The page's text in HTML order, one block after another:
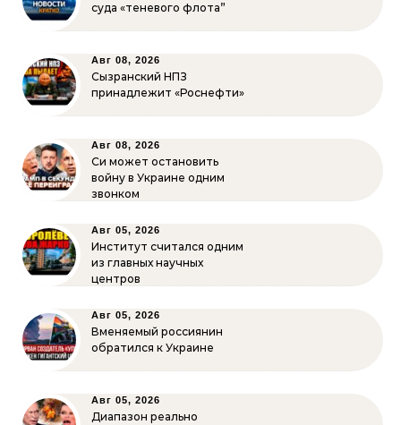
суда «теневого флота”
Авг 08, 2026
Сызранский НПЗ
принадлежит «Роснефти»
Авг 08, 2026
Си может остановить
войну в Украине одним
звонком
Авг 05, 2026
Институт считался одним
из главных научных
центров
Авг 05, 2026
Вменяемый россиянин
обратился к Украине
Авг 05, 2026
Диапазон реально